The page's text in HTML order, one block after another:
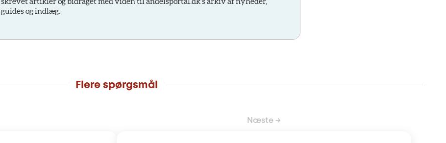
guides og indlæg.
Flere spørgsmål
Næste →